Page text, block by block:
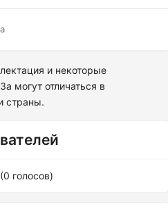
и некоторые
могут отличаться в
страны.
0 голосов)